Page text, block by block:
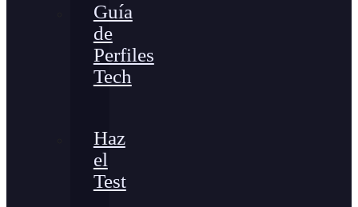
Guía
de
Perfiles
Tech
Haz
el
Test